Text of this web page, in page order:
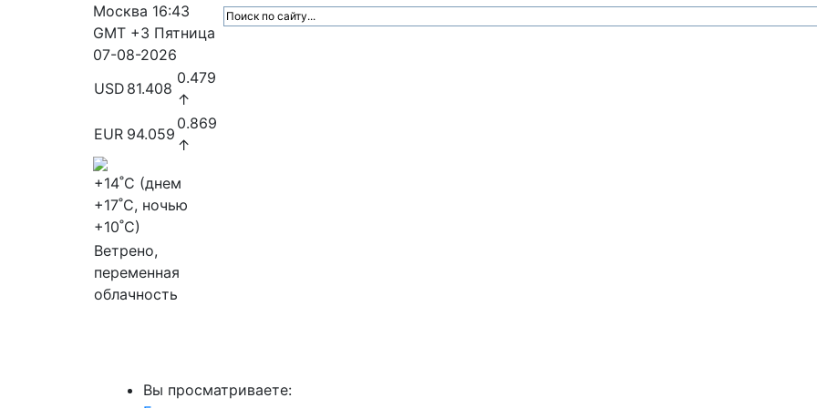
Москва 16:43
GMT +3 Пятница
07-08-2026
USD 81.408
0.479
↑
EUR 94.059
0.869
↑
+14˚C (днем
+17˚C, ночью
+10˚C)
Ветрено,
переменная
облачность
Вы просматриваете: